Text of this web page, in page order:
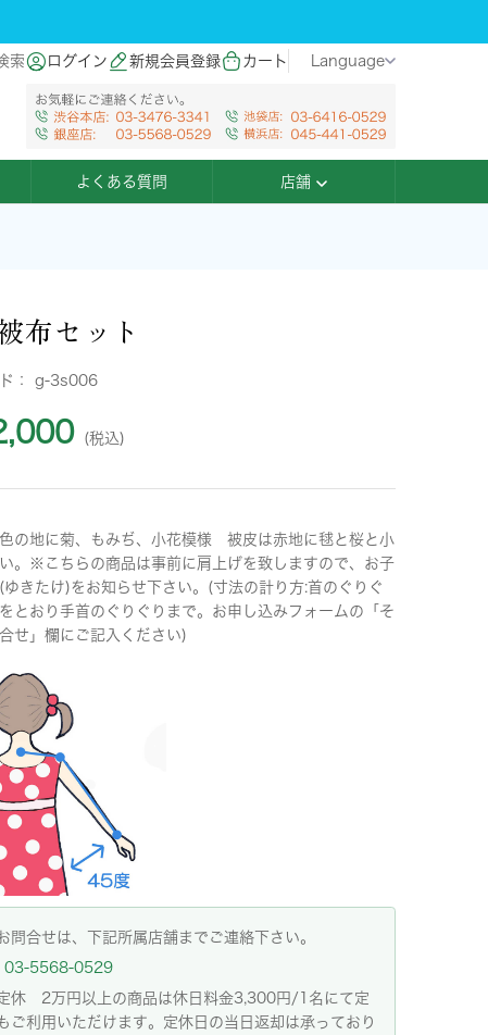
索 ログイン 新規会員登録 カート Language
よくある質問 店舗
布セット
： g-3s006
(税込)
の地に菊、もみぢ、小花模様 被皮は赤地に毬と桜と小
。※こちらの商品は事前に肩上げを致しますので、お子
ゆきたけ)をお知らせ下さい。(寸法の計り方:首のぐりぐ
とおり手首のぐりぐりまで。お申し込みフォームの「そ
せ」欄にご記入ください)
問合せは、下記所属店舗までご連絡下さい。
03-5568-0529
休 2万円以上の商品は休日料金3,300円/1名にて定
ご利用いただけます。定休日の当日返却は承っており